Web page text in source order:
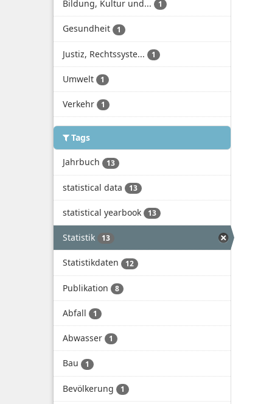
Bildung, Kultur und... 1
Gesundheit 1
Justiz, Rechtssyste... 1
Umwelt 1
Verkehr 1
Tags
Jahrbuch 13
statistical data 13
statistical yearbook 13
Statistik 13
Statistikdaten 12
Publikation 8
Abfall 1
Abwasser 1
Bau 1
Bevölkerung 1